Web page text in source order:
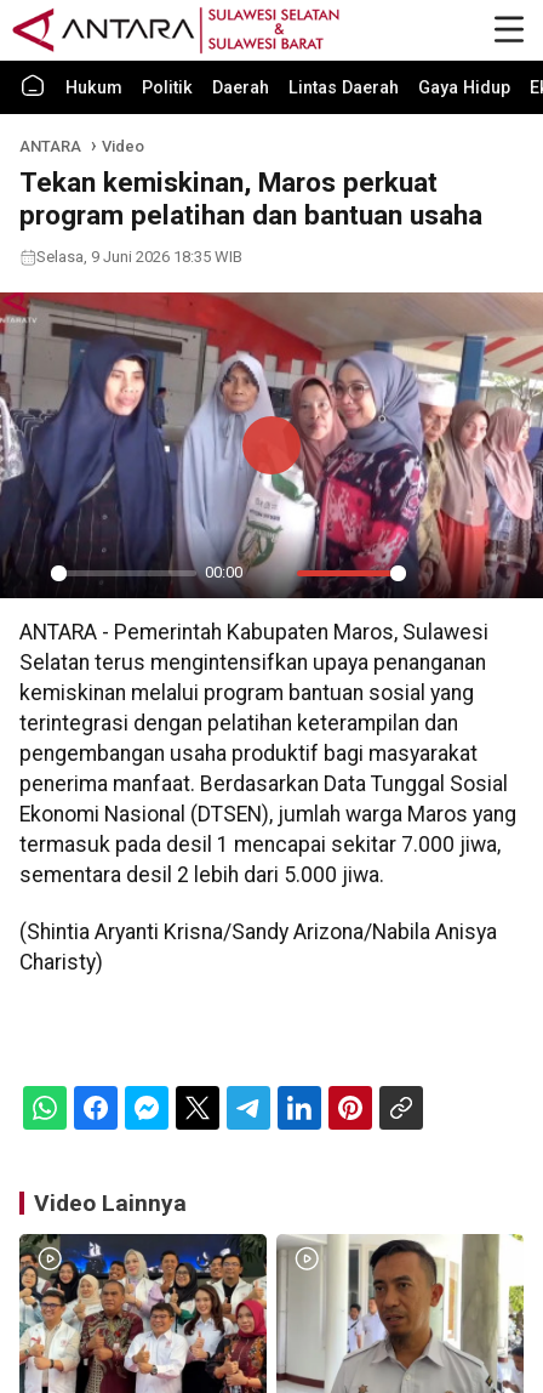
Hukum Politik Daerah Lintas Daerah Gaya Hidup
ANTARA Video
Tekan kemiskinan, Maros perkuat
program pelatihan dan bantuan usaha
Selasa, 9 Juni 2026 18:35 WIB
Play
00:00
Mute Settings
PIP
Play
ANTARA - Pemerintah Kabupaten Maros, Sulawesi
Selatan terus mengintensifkan upaya penanganan
kemiskinan melalui program bantuan sosial yang
terintegrasi dengan pelatihan keterampilan dan
pengembangan usaha produktif bagi masyarakat
penerima manfaat. Berdasarkan Data Tunggal Sosial
Ekonomi Nasional (DTSEN), jumlah warga Maros yang
termasuk pada desil 1 mencapai sekitar 7.000 jiwa,
sementara desil 2 lebih dari 5.000 jiwa.
(Shintia Aryanti Krisna/Sandy Arizona/Nabila Anisya
Charisty)
Video Lainnya